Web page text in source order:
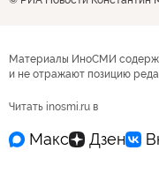
Материалы ИноСМИ
и не отражают позицию
Читать inosmi.ru в